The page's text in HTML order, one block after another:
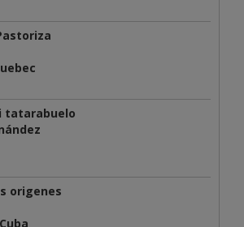
tatarabuelo
origenes